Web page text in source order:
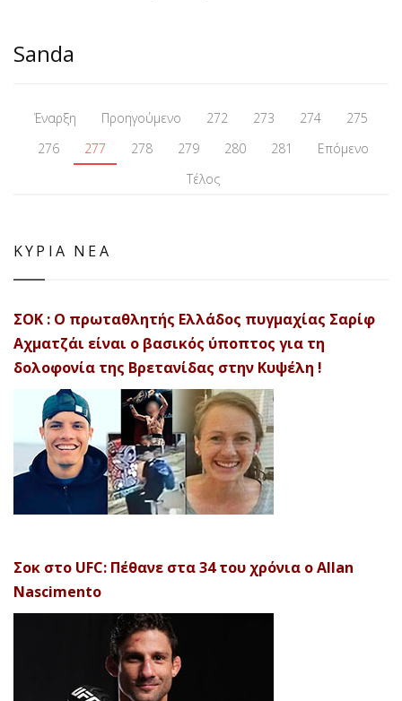
Sanda
Έναρξη Προηγούμενο 272 273 274
275
276
277 278 279 280 281
Επόμενο
Τέλος
ΚΥΡΙΑ ΝΕΑ
ΣΟΚ : Ο πρωταθλητής Ελλάδος πυγμαχίας Σαρίφ
Αχματζάι είναι ο βασικός ύποπτος για τη
δολοφονία της Βρετανίδας στην Κυψέλη !
Σοκ στο UFC: Πέθανε στα 34 του χρόνια ο Allan
Nascimento